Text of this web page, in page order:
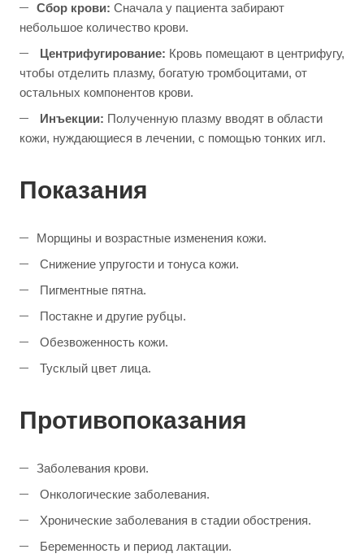
Сбор крови: Сначала у пациента забирают
небольшое количество крови.
Центрифугирование: Кровь помещают в центрифугу,
чтобы отделить плазму, богатую тромбоцитами, от
остальных компонентов крови.
Инъекции: Полученную плазму вводят в области
кожи, нуждающиеся в лечении, с помощью тонких игл.
Показания
Морщины и возрастные изменения кожи.
Снижение упругости и тонуса кожи.
Пигментные пятна.
Постакне и другие рубцы.
Обезвоженность кожи.
Тусклый цвет лица.
Противопоказания
Заболевания крови.
Онкологические заболевания.
Хронические заболевания в стадии обострения.
Беременность и период лактации.